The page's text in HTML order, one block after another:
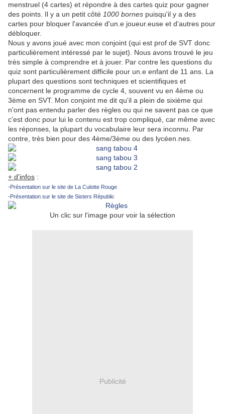
menstruel (4 cartes) et répondre à des cartes quiz pour gagner
des points. Il y a un petit côté 1000 bornes puisqu'il y a des
cartes pour bloquer l'avancée d'un.e joueur.euse et d'autres pour
débloquer.
Nous y avons joué avec mon conjoint (qui est prof de SVT donc
particulièrement intéressé par le sujet). Nous avons trouvé le jeu
très simple à comprendre et à jouer. Par contre les questions du
quiz sont particulièrement difficile pour un.e enfant de 11 ans. La
plupart des questions sont techniques et scientifiques et
concernent le programme de cycle 4, souvent vu en 4ème ou
3ème en SVT. Mon conjoint me dit qu'il a plein de sixième qui
n'ont pas entendu parler des règles ou qui ne savent pas ce que
c'est donc pour lui le contenu est trop compliqué, car même avec
les réponses, la plupart du vocabulaire leur sera inconnu. Par
contre, très bien pour des 4ème/3ème ou des lycéen.nes.
+ d'infos :
-Présentation sur le site de La Culotte Rouge
-Présentation sur le site de Sisters Républic
Un clic sur l'image pour voir la sélection
Publicité